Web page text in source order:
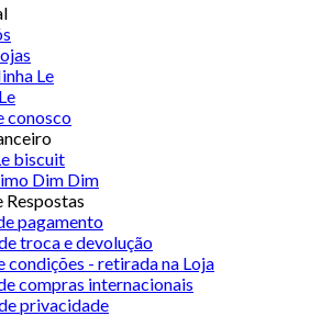
Le
conosco
biscuit
Dim Dim
Respostas
pagamento
troca e devolução
condições - retirada na Loja
compras internacionais
privacidade